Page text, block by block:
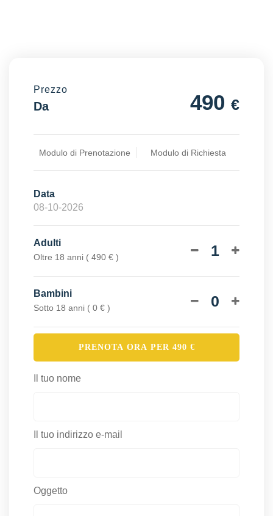
Prezzo
Da 490 €
Modulo di Prenotazione Modulo di Richiesta
Data
Adulti
Oltre 18 anni ( 490 € ) 1
Bambini
Sotto 18 anni ( 0 € ) 0
PRENOTA ORA PER 490 €
Il tuo nome
Il tuo indirizzo e-mail
Oggetto